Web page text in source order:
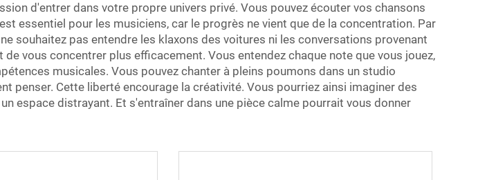
d'entrer dans votre propre univers privé. Vous pouvez écouter vos chansons
essentiel pour les musiciens, car le progrès ne vient que de la concentration. Par
souhaitez pas entendre les klaxons des voitures ni les conversations provenant
vous concentrer plus efficacement. Vous entendez chaque note que vous jouez,
musicales. Vous pouvez chanter à pleins poumons dans un studio
penser. Cette liberté encourage la créativité. Vous pourriez ainsi imaginer des
espace distrayant. Et s'entraîner dans une pièce calme pourrait vous donner